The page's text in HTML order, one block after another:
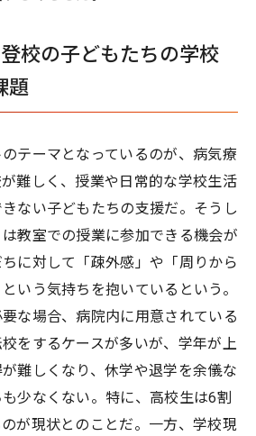
校の子どもたちの学校
題
テーマとなっているのが、病気療
難しく、授業や日常的な学校生活
ない子どもたちの支援だ。そうし
教室での授業に参加できる機会が
に対して「疎外感」や「周りから
いう気持ちを抱いているという。
な場合、病院内に用意されている
校をするケースが多いが、学年が上
難しくなり、休学や退学を余儀な
少なくない。特に、高校生は6割
が現状とのことだ。一方、学校現